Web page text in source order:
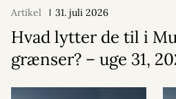
Artikel 31. juli 2026
Hvad lytter de til i
grænser? – uge 31,